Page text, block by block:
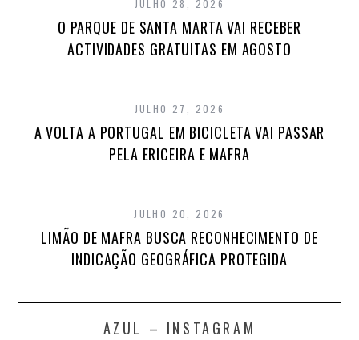
JULHO 28, 2026
O PARQUE DE SANTA MARTA VAI RECEBER
ACTIVIDADES GRATUITAS EM AGOSTO
JULHO 27, 2026
A VOLTA A PORTUGAL EM BICICLETA VAI PASSAR
PELA ERICEIRA E MAFRA
JULHO 20, 2026
LIMÃO DE MAFRA BUSCA RECONHECIMENTO DE
INDICAÇÃO GEOGRÁFICA PROTEGIDA
AZUL – INSTAGRAM